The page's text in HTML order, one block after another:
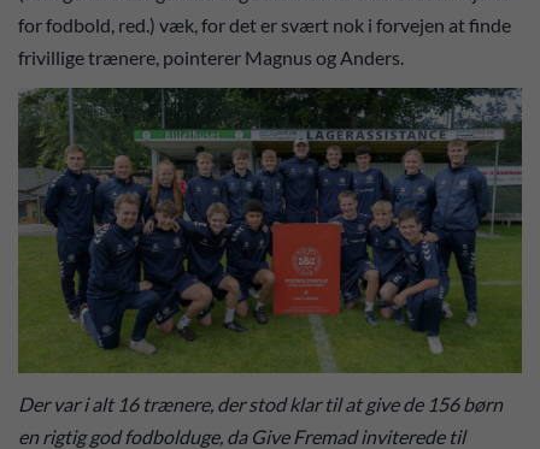
for fodbold, red.) væk, for det er svært nok i forvejen at finde
frivillige trænere, pointerer Magnus og Anders.
Der var i alt 16 trænere, der stod klar til at give de 156 børn
en rigtig god fodbolduge, da Give Fremad inviterede til